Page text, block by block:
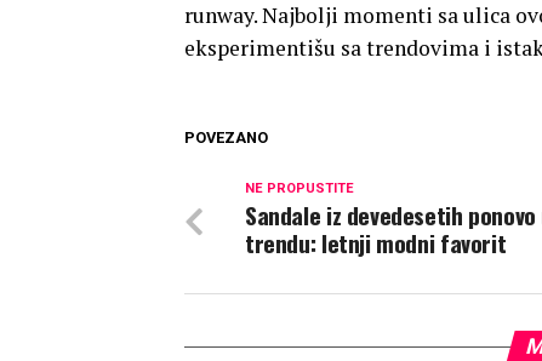
runway. Najbolji momenti sa ulica
eksperimentišu sa trendovima i
POVEZANO
NE PROPUSTITE
Sandale iz devedesetih ponovo
trendu: letnji modni favorit